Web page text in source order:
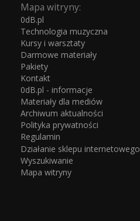
Mapa witryny:
0dB.pl
Technologia muzyczna
Kursy i warsztaty
Darmowe materiały
Pakiety
Kontakt
0dB.pl - informacje
Materiały dla mediów
Archiwum aktualności
Polityka prywatności
Regulamin
Działanie sklepu internetowego
Wyszukiwanie
Mapa witryny